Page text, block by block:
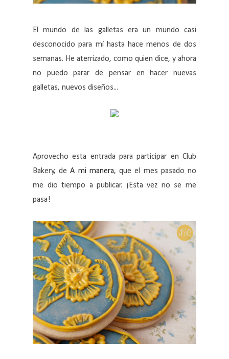
El mundo de las galletas era un mundo casi
desconocido para mí hasta hace menos de dos
semanas. He aterrizado, como quien dice, y ahora
no puedo parar de pensar en hacer nuevas
galletas, nuevos diseños...
Aprovecho esta entrada para participar en Club
Bakery, deA mi manera, que el mes pasado no
me dio tiempo a publicar. ¡Esta vez no se me
pasa!